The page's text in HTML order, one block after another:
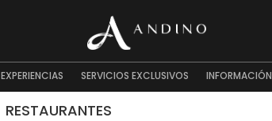
EXPERIENCIAS SERVICIOS EXCLUSIVOS INFORMACIÓN
RESTAURANTES